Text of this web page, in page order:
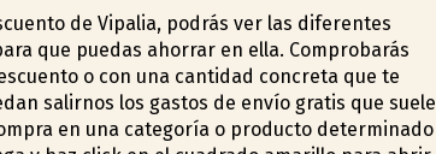
de Vipalia, podrás ver las diferentes
que puedas ahorrar en ella. Comprobarás
o con una cantidad concreta que te
salirnos los gastos de envío gratis que suele
en una categoría o producto determinado